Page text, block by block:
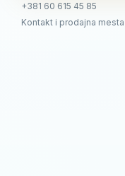
+381 60 615 45 85
Kontakt i prodajna mesta